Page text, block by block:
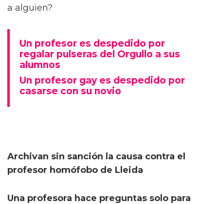
a alguien?
Un profesor es despedido por
regalar pulseras del Orgullo a sus
alumnos
Un profesor gay es despedido por
casarse con su novio
Archivan sin sanción la causa contra el
profesor homófobo de Lleida
Una profesora hace preguntas solo para